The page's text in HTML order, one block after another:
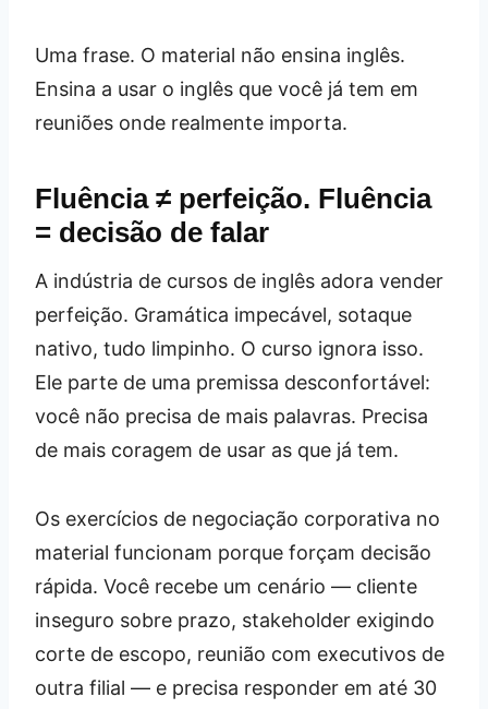
Uma frase. O material não ensina inglês.
Ensina a usar o inglês que você já tem em
reuniões onde realmente importa.
Fluência ≠ perfeição. Fluência
= decisão de falar
A indústria de cursos de inglês adora vender
perfeição. Gramática impecável, sotaque
nativo, tudo limpinho. O curso ignora isso.
Ele parte de uma premissa desconfortável:
você não precisa de mais palavras. Precisa
de mais coragem de usar as que já tem.
Os exercícios de negociação corporativa no
material funcionam porque forçam decisão
rápida. Você recebe um cenário — cliente
inseguro sobre prazo, stakeholder exigindo
corte de escopo, reunião com executivos de
outra filial — e precisa responder em até 30